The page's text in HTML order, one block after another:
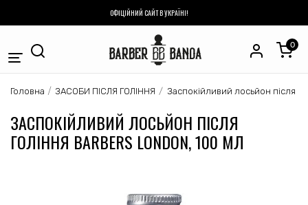
ОФІЦІЙНИЙ САЙТ В УКРАЇНІ!
0
Головна ЗАСОБИ ПІСЛЯ ГОЛІННЯ Заспокійливий лосьйон після
ЗАСПОКІЙЛИВИЙ ЛОСЬЙОН ПІСЛЯ
ГОЛІННЯ BARBERS LONDON, 100 МЛ